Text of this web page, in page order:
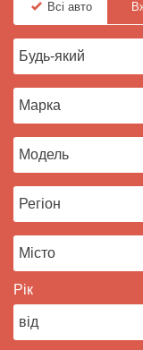
Новини
Відгуки про авто
Завантажити
Всі авто
Рік